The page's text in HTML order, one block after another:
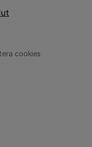
cookies